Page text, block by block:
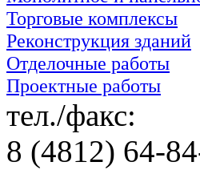
Торговые комплексы
Реконструкция зданий
Отделочные работы
Проектные работы
тел./факс:
8 (4812) 64-